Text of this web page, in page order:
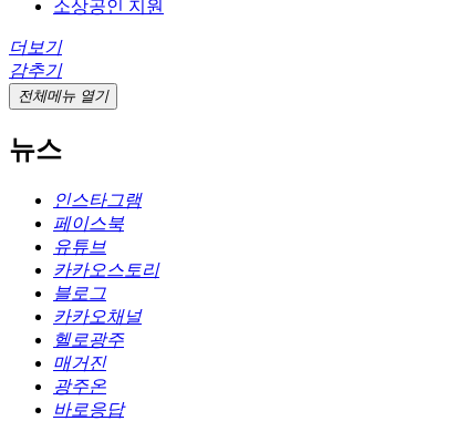
소상공인 지원
더보기
감추기
전체메뉴 열기
뉴스
인스타그램
페이스북
유튜브
카카오스토리
블로그
카카오채널
헬로광주
매거진
광주온
바로응답